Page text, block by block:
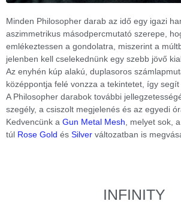
Minden Philosopher darab az idő egy igazi
aszimmetrikus másodpercmutató szerepe,
emlékeztessen a gondolatra, miszerint a
jelenben kell cselekednünk egy szebb jövő
Az enyhén kúp alakú, duplasoros
középpontja felé vonzza a tekintetet, így segít
A Philosopher darabok további
szegély, a csiszolt megjelenés és az egyedi
Kedvencünk a Gun Metal Mesh , melyet sok,
túl Rose Gold és Silver változatban is
INFINITY